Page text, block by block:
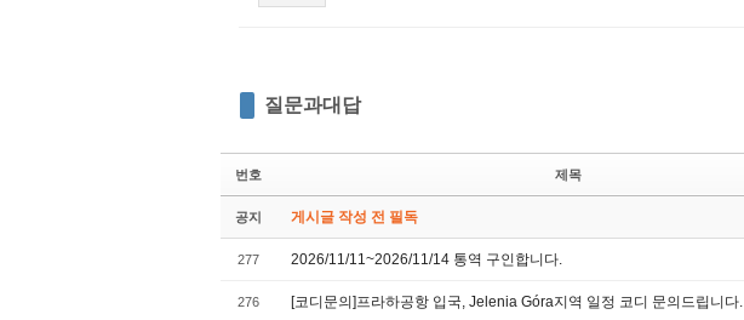
질문과대답
번호 제목
공지 게시글 작성 전 필독
277 2026/11/11~2026/11/14 통역 구인합니다.
276 [코디문의]프라하공항 입국, Jelenia Góra지역 일정 코디 문의드립니다.